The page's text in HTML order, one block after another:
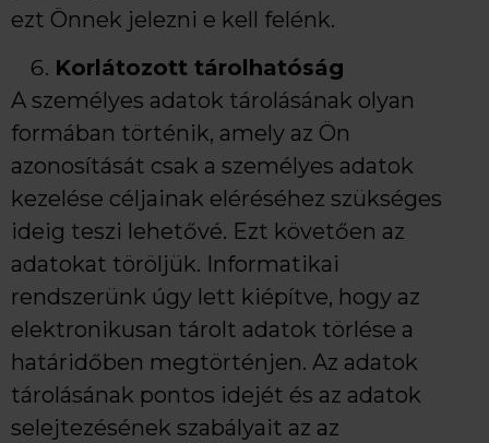
ezt Önnek jelezni e kell felénk.
Korlátozott tárolhatóság
A személyes adatok tárolásának olyan
formában történik, amely az Ön
azonosítását csak a személyes adatok
kezelése céljainak eléréséhez szükséges
ideig teszi lehetővé. Ezt követően az
adatokat töröljük. Informatikai
rendszerünk úgy lett kiépítve, hogy az
elektronikusan tárolt adatok törlése a
határidőben megtörténjen. Az adatok
tárolásának pontos idejét és az adatok
selejtezésének szabályait az az